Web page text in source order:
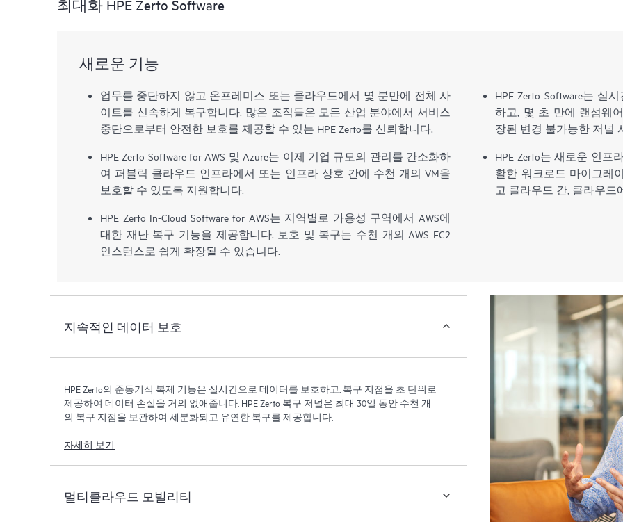
최대화 HPE Zerto Software
새로운 기능
업무를 중단하지 않고 온프레미스 또는 클라우드에서 몇 분만에 전체 사
이트를 신속하게 복구합니다. 많은 조직들은 모든 산업 분야에서 서비스
중단으로부터 안전한 보호를 제공할 수 있는 HPE Zerto를 신뢰합니다.
HPE Zerto Software for AWS 및 Azure는 이제 기업 규모의 관리를 간소화하
여 퍼블릭 클라우드 인프라에서 또는 인프라 상호 간에 수천 개의 VM을
보호할 수 있도록 지원합니다.
HPE Zerto In-Cloud Software for AWS는 지역별로 가용성 구역에서 AWS에
대한 재난 복구 기능을 제공합니다. 보호 및 복구는 수천 개의 AWS EC2
인스턴스로 쉽게 확장될 수 있습니다.
HPE Zerto Software는 실
하고, 몇 초 만에 랜섬웨
장된 변경 불가능한 저널
HPE Zerto는 새로운 인프
활한 워크로드 마이그레
고 클라우드 간, 클라우드
지속적인 데이터 보호
HPE Zerto의 준동기식 복제 기능은 실시간으로 데이터를 보호하고, 복구 지점을 초 단위로
제공하여 데이터 손실을 거의 없애줍니다. HPE Zerto 복구 저널은 최대 30일 동안 수천 개
의 복구 지점을 보관하여 세분화되고 유연한 복구를 제공합니다.
자세히 보기
멀티클라우드 모빌리티